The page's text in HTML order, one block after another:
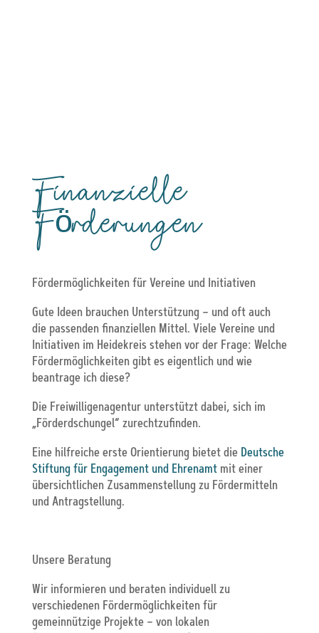
Finanzielle
Förderungen
Fördermöglichkeiten für Vereine und Initiativen
Gute Ideen brauchen Unterstützung – und oft auch
die passenden finanziellen Mittel. Viele Vereine und
Initiativen im Heidekreis stehen vor der Frage: Welche
Fördermöglichkeiten gibt es eigentlich und wie
beantrage ich diese?
Die Freiwilligenagentur unterstützt dabei, sich im
„Förderdschungel“ zurechtzufinden.
Eine hilfreiche erste Orientierung bietet die Deutsche
Stiftung für Engagement und Ehrenamt mit einer
übersichtlichen Zusammenstellung zu Fördermitteln
und Antragstellung.
Unsere Beratung
Wir informieren und beraten individuell zu
verschiedenen Fördermöglichkeiten für
gemeinnützige Projekte – von lokalen